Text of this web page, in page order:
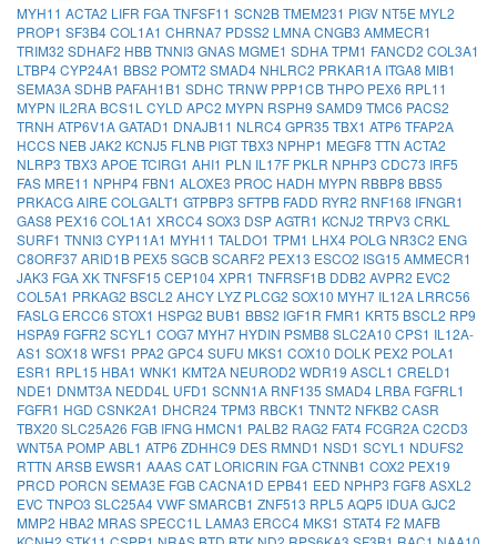
MYH11 ACTA2 LIFR FGATNFSF11 SCN2BTMEM231 PIGV NT5E MYL2
PROP1 SF3B4COL1A1 CHRNA7 PDSS2 LMNACNGB3 AMMECR1
TRIM32 SDHAF2 HBBTNNI3 GNAS MGME1 SDHATPM1 FANCD2 COL3A1
LTBP4CYP24A1 BBS2 POMT2 SMAD4 NHLRC2 PRKAR1A ITGA8 MIB1
SEMA3ASDHB PAFAH1B1 SDHC TRNW PPP1CBTHPO PEX6 RPL11
MYPN IL2RA BCS1L CYLD APC2 MYPN RSPH9 SAMD9 TMC6 PACS2
TRNH ATP6V1AGATAD1 DNAJB11 NLRC4GPR35 TBX1 ATP6 TFAP2A
HCCS NEBJAK2 KCNJ5 FLNB PIGTTBX3 NPHP1 MEGF8 TTN ACTA2
NLRP3 TBX3 APOE TCIRG1 AHI1 PLN IL17F PKLR NPHP3 CDC73 IRF5
FAS MRE11 NPHP4 FBN1 ALOXE3 PROC HADH MYPN RBBP8 BBS5
PRKACGAIRE COLGALT1 GTPBP3 SFTPB FADD RYR2 RNF168 IFNGR1
GAS8 PEX16 COL1A1 XRCC4SOX3 DSPAGTR1 KCNJ2 TRPV3 CRKL
SURF1 TNNI3 CYP11A1 MYH11 TALDO1 TPM1 LHX4 POLG NR3C2 ENG
C8ORF37ARID1B PEX5 SGCBSCARF2 PEX13 ESCO2 ISG15 AMMECR1
JAK3 FGAXKTNFSF15 CEP104XPR1 TNFRSF1B DDB2 AVPR2 EVC2
COL5A1 PRKAG2 BSCL2 AHCY LYZ PLCG2 SOX10 MYH7 IL12A LRRC56
FASLG ERCC6 STOX1 HSPG2 BUB1 BBS2 IGF1R FMR1 KRT5 BSCL2 RP9
HSPA9 FGFR2 SCYL1 COG7 MYH7 HYDIN PSMB8 SLC2A10 CPS1 IL12A-
AS1 SOX18 WFS1 PPA2 GPC4SUFU MKS1 COX10 DOLK PEX2 POLA1
ESR1 RPL15 HBA1 WNK1 KMT2A NEUROD2 WDR19 ASCL1 CRELD1
NDE1 DNMT3A NEDD4L UFD1 SCNN1A RNF135 SMAD4 LRBA FGFRL1
FGFR1 HGD CSNK2A1 DHCR24TPM3 RBCK1 TNNT2 NFKB2 CASR
TBX20 SLC25A26 FGB IFNG HMCN1 PALB2 RAG2 FAT4 FCGR2AC2CD3
WNT5A POMPABL1 ATP6 ZDHHC9 DES RMND1 NSD1 SCYL1 NDUFS2
RTTN ARSB EWSR1 AAASCAT LORICRIN FGACTNNB1 COX2 PEX19
PRCD PORCN SEMA3E FGBCACNA1D EPB41 EED NPHP3 FGF8 ASXL2
EVC TNPO3 SLC25A4VWFSMARCB1 ZNF513 RPL5 AQP5 IDUAGJC2
MMP2 HBA2 MRASSPECC1L LAMA3 ERCC4 MKS1 STAT4 F2 MAFB